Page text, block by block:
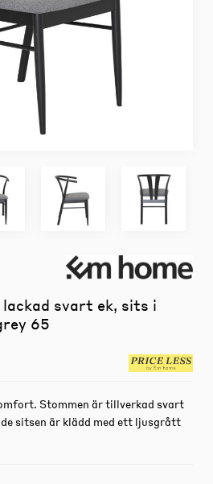
svart ek, sits i
65
Stommen är tillverkad svart
sitsen är klädd med ett ljusgrått